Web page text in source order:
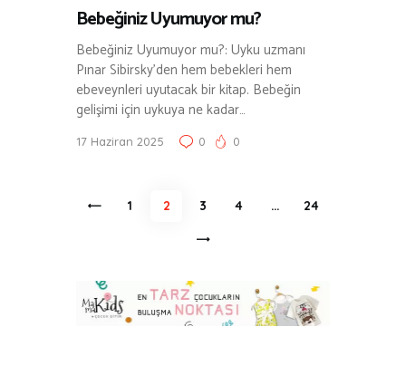
Bebeğiniz Uyumuyor mu?
Bebeğiniz Uyumuyor mu?: Uyku uzmanı
Pınar Sibirsky’den hem bebekleri hem
ebeveynleri uyutacak bir kitap. Bebeğin
gelişimi için uykuya ne kadar…
17 Haziran 2025 0 0
Yazı PAGE
1 PAGE
2 PAGE
3 PAGE
4 … PAGE
24